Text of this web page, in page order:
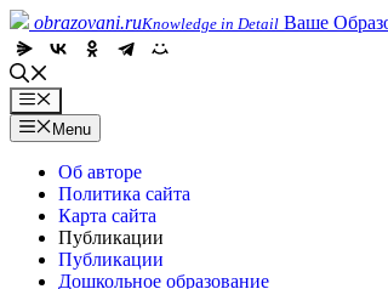
Skip
to
content
obrazovani.ruKnowledge in Detail Ваше
Menu
Menu
Об авторе
Политика сайта
Карта сайта
Публикации
Публикации
Дошкольное образование